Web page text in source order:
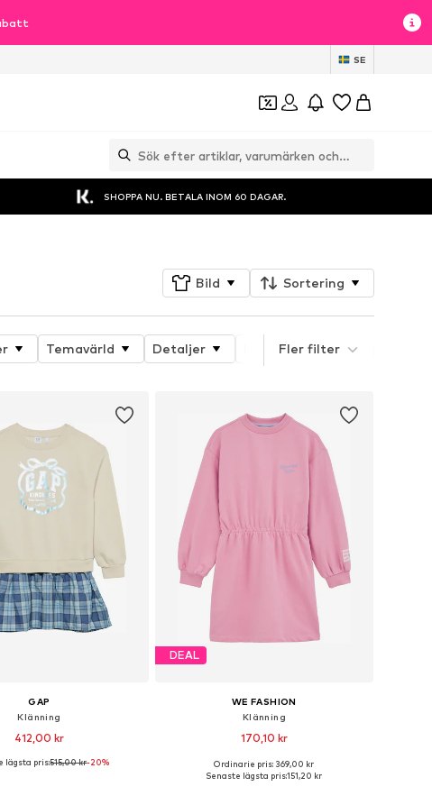
SE
SHOPPA NU. BETALA INOM 60 DAGAR.
Bild Sortering
Temavärld Detaljer Produktens egenskaper
Fler filter
GAP
Klänning
412,00 kr
i många storlekar
lägsta pris:515,00 kr-20%
DEAL
WE FASHION
Klänning
170,10 kr
Tillgänglig i många storlekar
Ordinarie pris: 369,00 kr
Senaste lägsta pris:151,20 kr